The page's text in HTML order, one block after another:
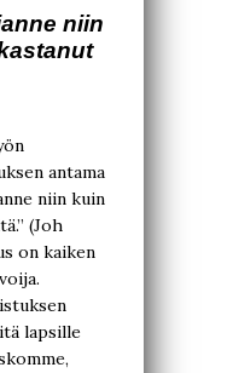
niin
antama
niin kuin
(Joh
on kaiken
lapsille